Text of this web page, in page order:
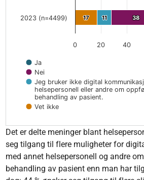
38
38
11
11
17
17
Ja
Nei
Jeg bruker ikke digital
helsepersonell eller andre om
behandling av pasient.
Vet ikke
2023 (n=4499)
0 20 40
End of interactive chart.
Det er delte meninger blant
seg tilgang til flere muligheter for
med annet helsepersonell og andre
behandling av pasient enn man har